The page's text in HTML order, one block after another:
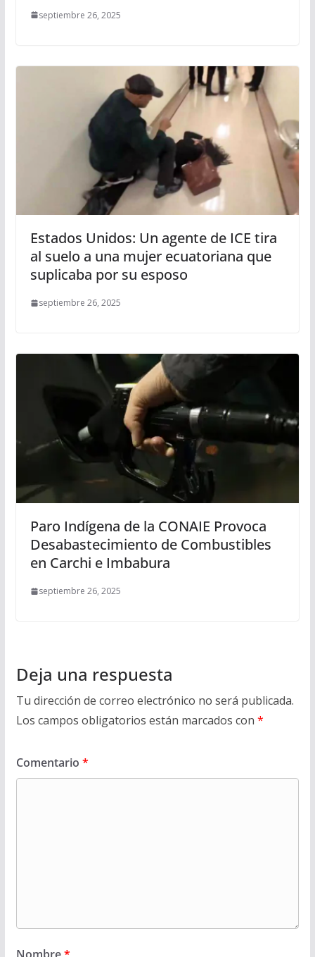
septiembre 26, 2025
Estados Unidos: Un agente de ICE tira
al suelo a una mujer ecuatoriana que
suplicaba por su esposo
septiembre 26, 2025
Paro Indígena de la CONAIE Provoca
Desabastecimiento de Combustibles
en Carchi e Imbabura
septiembre 26, 2025
Deja una respuesta
Tu dirección de correo electrónico no será publicada.
Los campos obligatorios están marcados con *
Comentario *